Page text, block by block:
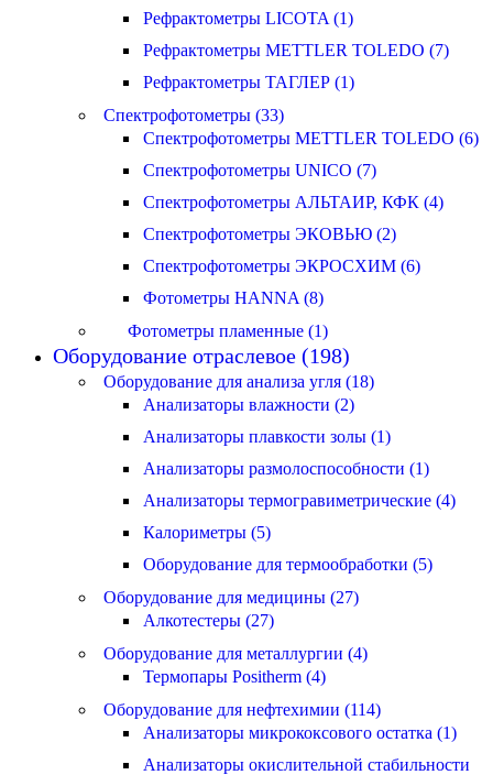
Рефрактометры LICOTA (1)
Рефрактометры METTLER TOLEDO (7)
Рефрактометры ТАГЛЕР (1)
Спектрофотометры (33)
Спектрофотометры METTLER TOLEDO (6)
Спектрофотометры UNICO (7)
Спектрофотометры АЛЬТАИР, КФК (4)
Спектрофотометры ЭКОВЬЮ (2)
Спектрофотометры ЭКРОСХИМ (6)
Фотометры HANNA (8)
Фотометры пламенные (1)
Оборудование отраслевое (198)
Оборудование для анализа угля (18)
Анализаторы влажности (2)
Анализаторы плавкости золы (1)
Анализаторы размолоспособности (1)
Анализаторы термогравиметрические (4)
Калориметры (5)
Оборудование для термообработки (5)
Оборудование для медицины (27)
Алкотестеры (27)
Оборудование для металлургии (4)
Термопары Positherm (4)
Оборудование для нефтехимии (114)
Анализаторы микрококсового остатка (1)
Анализаторы окислительной стабильности